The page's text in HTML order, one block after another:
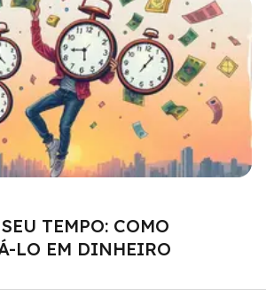
TEMPO: COMO
LO EM DINHEIRO